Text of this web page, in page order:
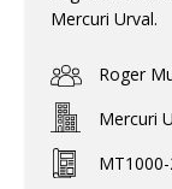
Mercuri Urval.
Roger
Mercuri